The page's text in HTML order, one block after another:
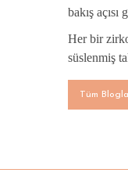
bakış
Her bir
süslenmiş
Tüm